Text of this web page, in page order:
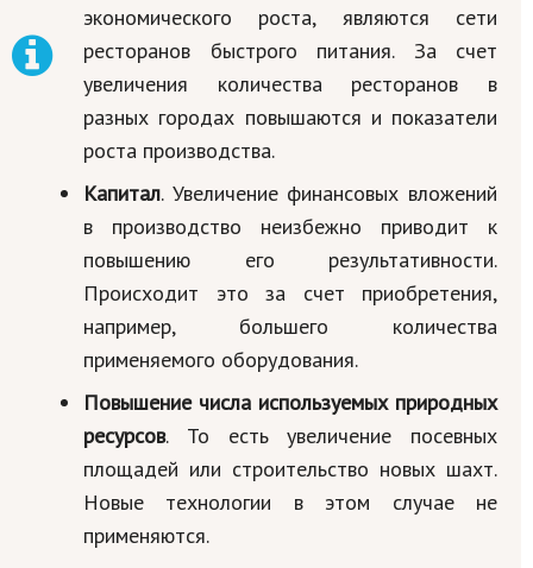
экономического роста, являются сети
ресторанов быстрого питания. За счет
увеличения количества ресторанов в
разных городах повышаются и показатели
роста производства.
Капитал. Увеличение финансовых вложений
в производство неизбежно приводит к
повышению его результативности.
Происходит это за счет приобретения,
например, большего количества
применяемого оборудования.
Повышение числа используемых природных
ресурсов. То есть увеличение посевных
площадей или строительство новых шахт.
Новые технологии в этом случае не
применяются.